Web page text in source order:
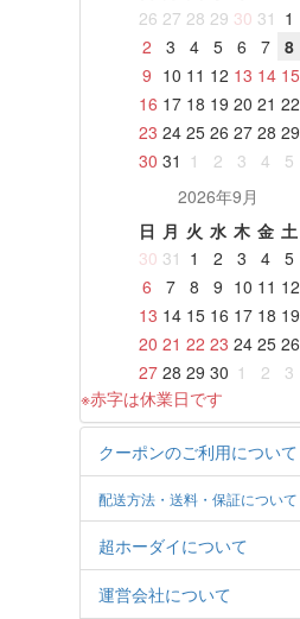
26 27 28 29 30 31 1
2
3 4 5 6 7
8
9 10 11 12 13 14 15
16 17 18 19 20 21 22
23 24 25 26 27 28 29
30 31 1 2 3 4
5
2026年9月
日 月 火 水 木 金 土
30 31 1 2 3 4
5
6
7 8 9 10 11 12
13 14 15 16 17 18 19
20 21 22 23 24 25 26
27 28 29 30 1 2
3
※赤字は休業日です
クーポンのご利用について
配送方法・送料・保証について
超ホーダイについて
運営会社について